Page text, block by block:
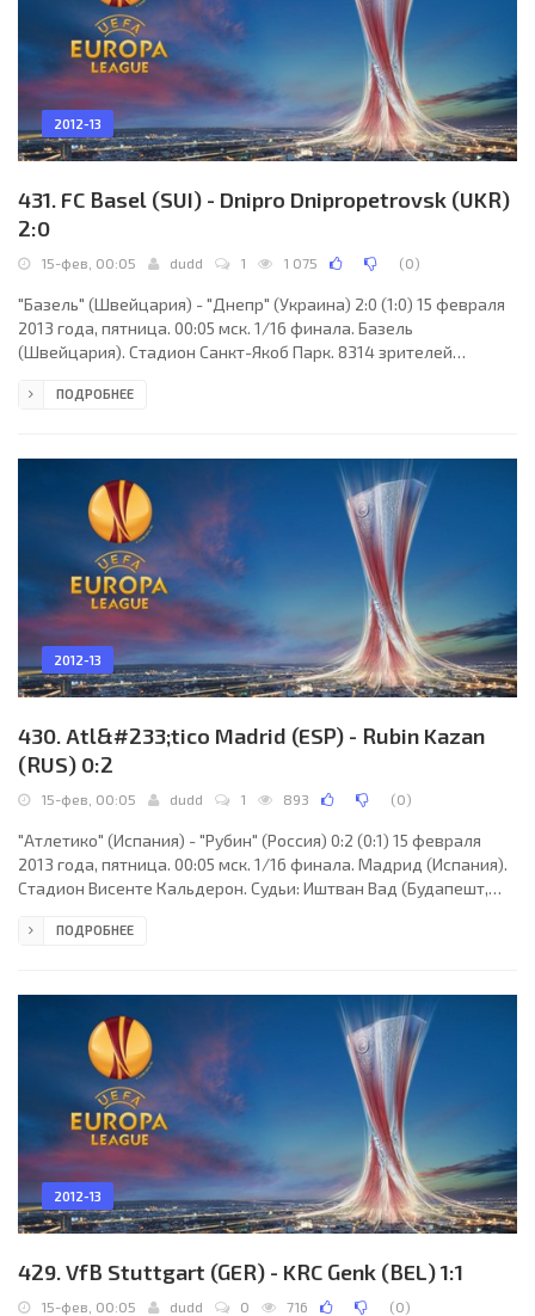
2012-13
431. FC Basel (SUI) - Dnipro Dnipropetrovsk (UKR)
2:0
15-фев, 00:05 dudd 1 1 075 (0)
"Базель" (Швейцария) - "Днепр" (Украина) 2:0 (1:0) 15 февраля
2013 года, пятница. 00:05 мск. 1/16 финала. Базель
(Швейцария). Стадион Санкт-Якоб Парк. 8314 зрителей
Норвегия), Ким-Томас Хаглунн, Франк Андас (оба - Норвегия).
Шёр, Давид Деген (Мохамед Салах, 69), Сере Ди, Валентин
Штокер (Жак Зуа, 88), Фабиан Фрай (Мохамед
ПОДРОБНЕЕ
2012-13
430. Atl&#233;tico Madrid (ESP) - Rubin Kazan
(RUS) 0:2
15-фев, 00:05 dudd 1 893 (0)
"Атлетико" (Испания) - "Рубин" (Россия) 0:2 (0:1) 15 февраля
2013 года, пятница. 00:05 мск. 1/16 финала. Мадрид (Испания).
Стадион Висенте Кальдерон. Судьи: Иштван Вад (Будапешт,
Резервный: Жолт Спишьяк (Венгрия). "Атлетико": Серхио
Тьягу Мендеш, Арда Туран, Кристиан Родригес, Адриан Лопес,
Радамель Фалькао. Главный тренер
ПОДРОБНЕЕ
2012-13
429. VfB Stuttgart (GER) - KRC Genk (BEL) 1:1
15-фев, 00:05 dudd 0 716 (0)